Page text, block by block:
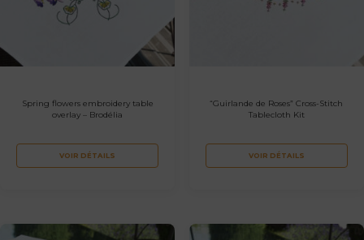
Spring flowers embroidery table
overlay – Brodélia
VOIR DÉTAILS
“Guirlande de Roses” Cross-Stitch
Tablecloth Kit
VOIR DÉTAILS